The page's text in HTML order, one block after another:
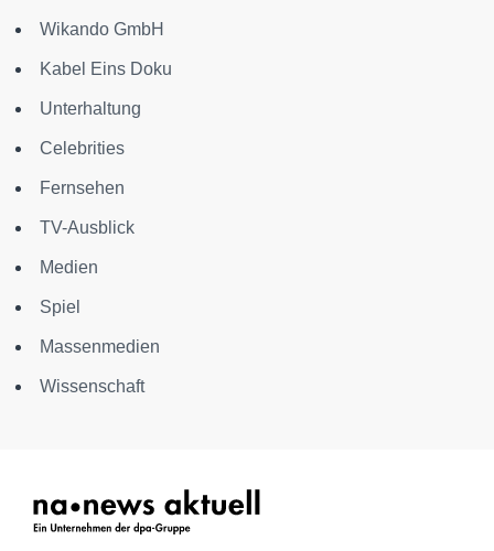
Wikando GmbH
Kabel Eins Doku
Unterhaltung
Celebrities
Fernsehen
TV-Ausblick
Medien
Spiel
Massenmedien
Wissenschaft